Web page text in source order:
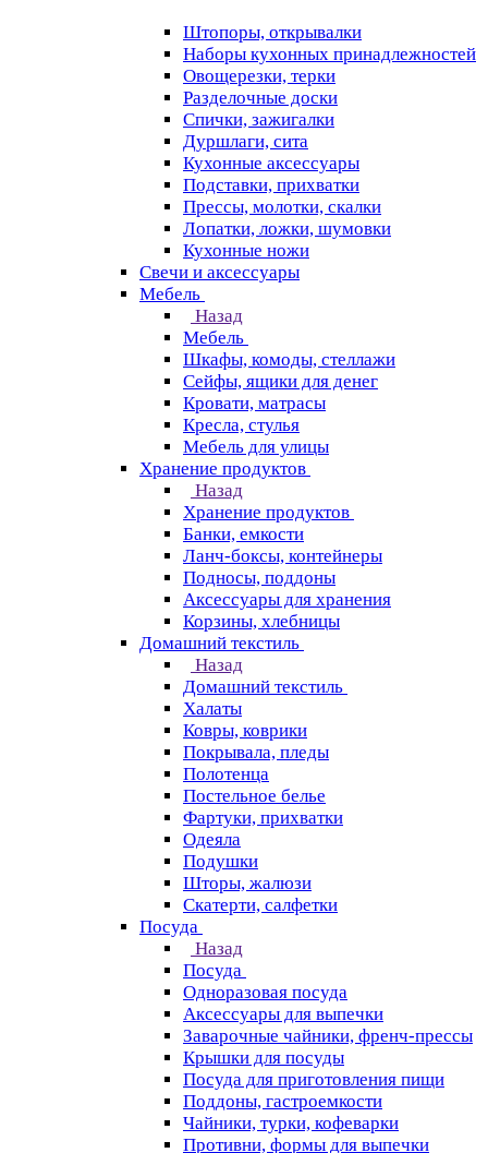
Штопоры, открывалки
Наборы кухонных принадлежностей
Овощерезки, терки
Разделочные доски
Спички, зажигалки
Дуршлаги, сита
Кухонные аксессуары
Подставки, прихватки
Прессы, молотки, скалки
Лопатки, ложки, шумовки
Кухонные ножи
Свечи и аксессуары
Мебель
Назад
Мебель
Шкафы, комоды, стеллажи
Сейфы, ящики для денег
Кровати, матрасы
Кресла, стулья
Мебель для улицы
Хранение продуктов
Назад
Хранение продуктов
Банки, емкости
Ланч-боксы, контейнеры
Подносы, поддоны
Аксессуары для хранения
Корзины, хлебницы
Домашний текстиль
Назад
Домашний текстиль
Халаты
Ковры, коврики
Покрывала, пледы
Полотенца
Постельное белье
Фартуки, прихватки
Одеяла
Подушки
Шторы, жалюзи
Скатерти, салфетки
Посуда
Назад
Посуда
Одноразовая посуда
Аксессуары для выпечки
Заварочные чайники, френч-прессы
Крышки для посуды
Посуда для приготовления пищи
Поддоны, гастроемкости
Чайники, турки, кофеварки
Противни, формы для выпечки